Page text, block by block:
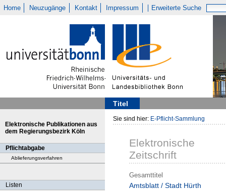
Home Neuzugänge Kontakt Impressum Erweiterte Suche
Titel
Elektronische Publikationen aus
dem Regierungsbezirk Köln
Pflichtabgabe
Ablieferungsverfahren
Listen
Sie sind hier: E-Pflicht-Sammlung
Elektronische
Zeitschrift
Gesamttitel
Amtsblatt / Stadt Hürth